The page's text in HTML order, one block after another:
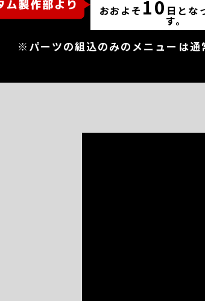
おおよそ 10 日とな
す。
※パーツの組込のみのメニューは通